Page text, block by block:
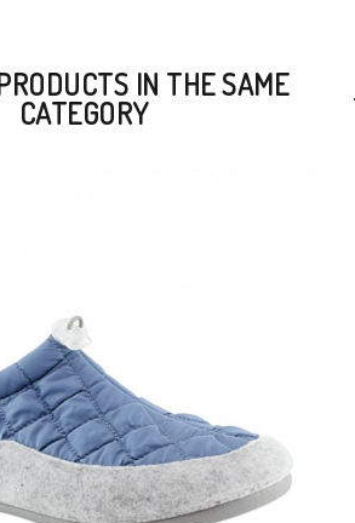
IN THE SAME
CATEGORY